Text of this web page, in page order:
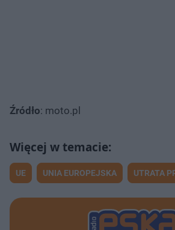
Źródło: moto.pl
UE UNIA EUROPEJSKA UTRATA